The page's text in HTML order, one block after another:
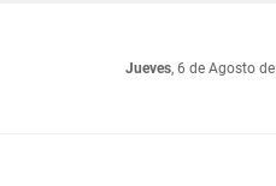
Jueves, 6 de Agosto